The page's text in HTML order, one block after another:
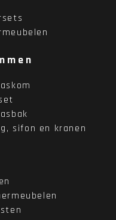
sifon en kranen